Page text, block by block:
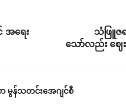
အရေး
သံဖြူဇရ
သော်လည်း ဈေ
န်သတင်းအေဂျင်စီ